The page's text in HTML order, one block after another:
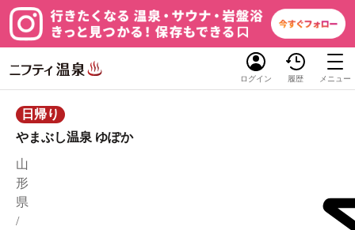
ログイン 履歴 メニュー
日帰り
やまぶし温泉 ゆぽか
山
形
県
/